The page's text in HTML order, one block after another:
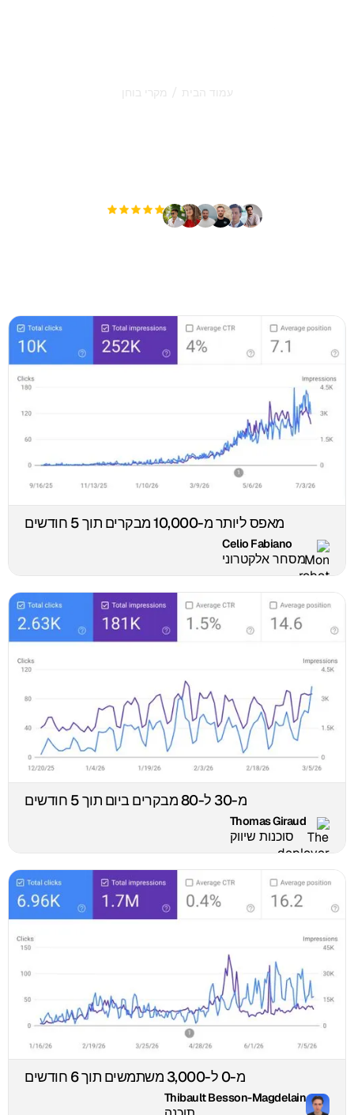
עמוד הבית / מקרי בוחן
+3'000
מאפס ליותר מ-10,000 מבקרים תוך 5 חודשים
Celio Fabiano
מסחר אלקטרוני
מ-30 ל-80 מבקרים ביום תוך 5 חודשים
Thomas Giraud
סוכנות שיווק
מ-0 ל-3,000 משתמשים תוך 6 חודשים
Thibault Besson-Magdelain